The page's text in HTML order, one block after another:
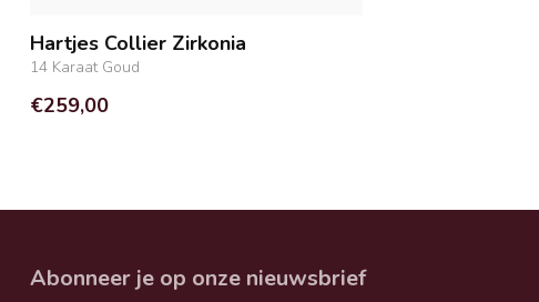
Hartjes Collier Zirkonia
14 Karaat Goud
€259,00
Abonneer je op onze nieuwsbrief